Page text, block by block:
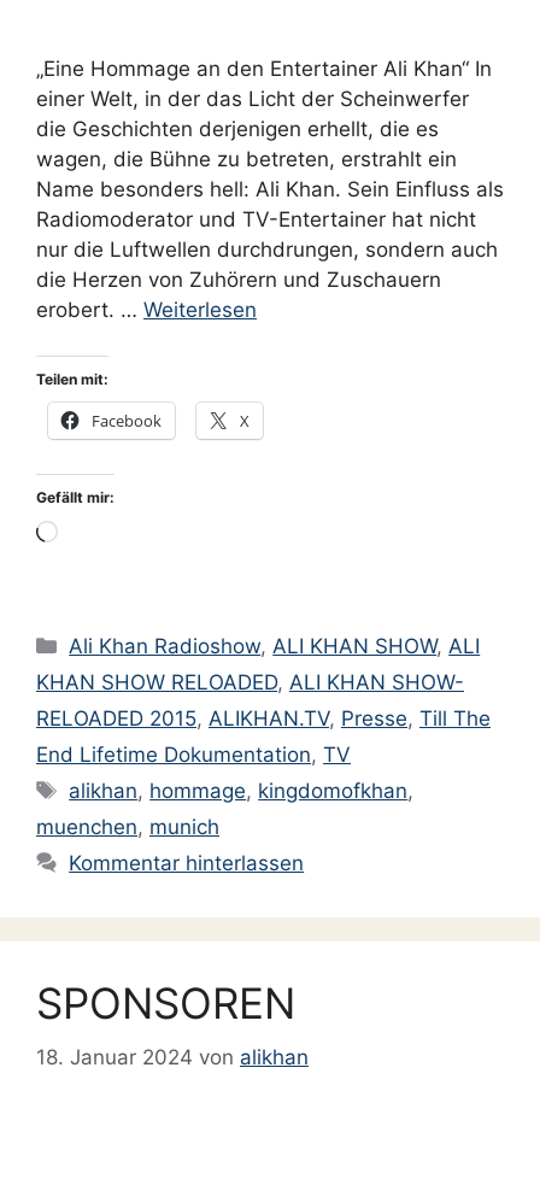
„Eine Hommage an den Entertainer Ali Khan“ In
einer Welt, in der das Licht der Scheinwerfer
die Geschichten derjenigen erhellt, die es
wagen, die Bühne zu betreten, erstrahlt ein
Name besonders hell: Ali Khan. Sein Einfluss als
Radiomoderator und TV-Entertainer hat nicht
nur die Luftwellen durchdrungen, sondern auch
die Herzen von Zuhörern und Zuschauern
erobert. … Weiterlesen
Teilen mit:
Facebook X
Gefällt mir:
Wird
Kategorien
Ali Khan Radioshow,ALI KHAN SHOW,ALI
KHAN SHOW RELOADED, ALI KHAN SHOW-
RELOADED 2015, ALIKHAN.TV, Presse, Till The
End Lifetime Dokumentation, TV
Schlagwörter
alikhan, hommage, kingdomofkhan,
muenchen, munich
Kommentar hinterlassen
SPONSOREN
18. Januar 2024 von alikhan